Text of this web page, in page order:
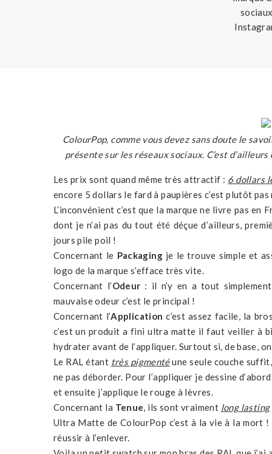
ColourPop, comme vous devez sans doute le
présente sur les réseaux sociaux. C’est
Les prix sont quand même très attractif : 6 dollars
encore 5 dollars le fard à paupières c’est plutôt pas
L’inconvénient c’est que la marque ne livre pas
dont je n’ai pas du tout été déçue d’ailleurs,
jours pile poil !
Concernant le Packagingje le trouve simple et
logo de la marque s’efface très vite.
Concernant l’Odeur : il n’y en a tout
mauvaise odeur c’est le principal !
Concernant l’Application c’est assez facile, la
c’est un produit a fini ultra matte il faut veiller à
hydrater avant de l’appliquer. Surtout si, de base,
Le RAL étant très pigmentéune seule couche
ne pas déborder. Pour l’appliquer je dessine
et ensuite j’applique le rouge à lèvres.
Concernant la Tenue, ils sont vraiment long lasting
Ultra Matte de ColourPop c’est à la vie à la mort
réussir à l’enlever.